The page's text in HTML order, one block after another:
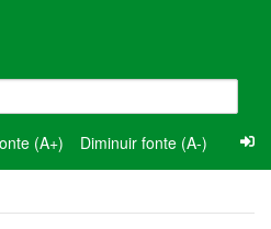
(A+) Diminuir fonte (A-)